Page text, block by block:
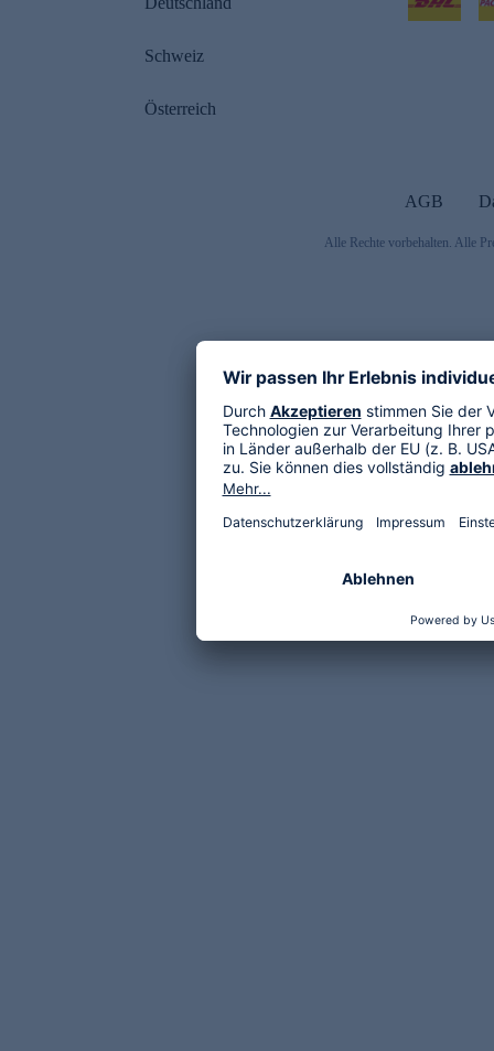
Schweiz
Österreich
AGB
Alle Rechte vorbehalten. Alle